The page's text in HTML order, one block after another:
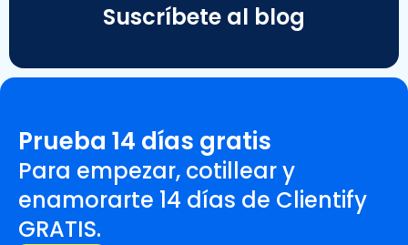
Suscríbete al blog
Prueba 14 días gratis
Para empezar, cotillear y
enamorarte 14 días de Clientify
GRATIS.